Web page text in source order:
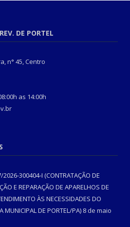
DE PORTEL
n° 45, Centro
as 14:00h
300404-I (CONTRATAÇÃO DE
E REPARAÇÃO DE APARELHOS DE
ÀS NECESSIDADES DO
MUNICIPAL DE PORTEL/PA) 8 de maio